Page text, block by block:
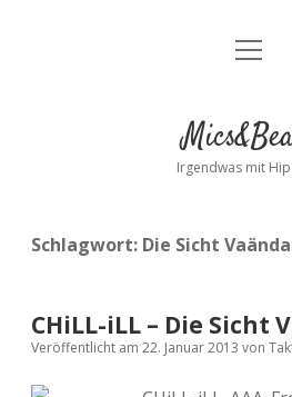
Kontakt
facebook
Menü
Irgendwas mit
Schlagwort: Die Sicht
CHiLL-iLL – Die Sicht
Veröffentlicht am 22. Januar 2013 von